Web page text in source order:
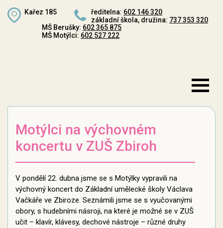
Kařez 185 ředitelna: 602 146 320
základní škola, družina: 737 353 320
MŠ Berušky: 602 365 875
MŠ Motýlci: 602 527 222
Motýlci na výchovném
koncertu v ZUŠ Zbiroh
V pondělí 22. dubna jsme se s Motýlky vypravili na
výchovný koncert do Základní umělecké školy Václava
Vačkáře ve Zbiroze. Seznámili jsme se s vyučovanými
obory, s hudebními násroji, na které je možné se v ZUŠ
učit – klavír, klávesy, dechové nástroje – různé druhy